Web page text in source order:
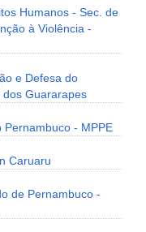
Humanos - Sec. de
à Violência -
e Defesa do
Guararapes
Pernambuco - MPPE
Caruaru
de Pernambuco -